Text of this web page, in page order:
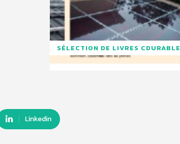
SÉLECTION DE LIVRES CDURABLE
Linkedin